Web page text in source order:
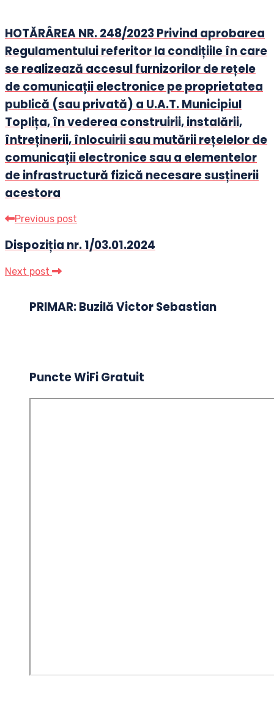
HOTĂRÂREA NR. 248/2023 Privind aprobarea
Regulamentului referitor la condițiile în care
se realizează accesul furnizorilor de rețele
de comunicații electronice pe proprietatea
publică (sau privată) a U.A.T. Municipiul
Toplița, în vederea construirii, instalării,
întreținerii, înlocuirii sau mutării rețelelor de
comunicații electronice sau a elementelor
de infrastructură fizică necesare susținerii
acestora
Previous post
Dispoziția nr. 1/03.01.2024
Next post
PRIMAR: Buzilă Victor Sebastian
Puncte WiFi Gratuit